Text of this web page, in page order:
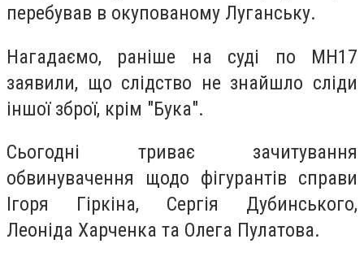
перебував в окупованому Луганську.
Нагадаємо, раніше на суді по MH17
заявили, що слідство не знайшло сліди
іншої зброї, крім "Бука".
Сьогодні триває зачитування
обвинувачення щодо фігурантів справи
Ігоря Гіркіна, Сергія Дубинського,
Леоніда Харченка та Олега Пулатова.